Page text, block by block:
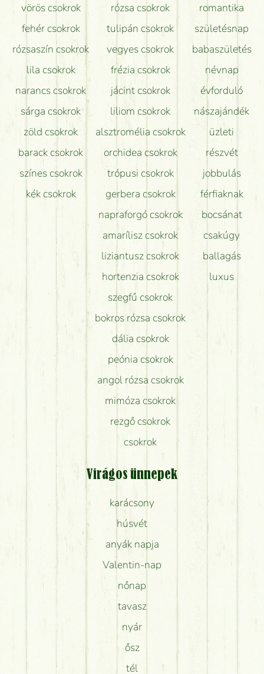
Hogy marad a lehető legtovább friss a csokor?
Tudok adventi koszorút vásárolni boltban?
vörös csokrok
fehér csokrok
rózsaszín csokrok
lila csokrok
narancs csokrok
sárga csokrok
zöld csokrok
barack csokrok
színes csokrok
kék csokrok
rózsa csokrok
tulipán csokrok
vegyes csokrok
frézia csokrok
jácint csokrok
liliom csokrok
alsztromélia csokrok
orchidea csokrok
trópusi csokrok
gerbera csokrok
napraforgó csokrok
amarílisz csokrok
liziantusz csokrok
hortenzia csokrok
szegfű csokrok
bokros rózsa csokrok
dália csokrok
peónia csokrok
angol rózsa csokrok
mimóza csokrok
rezgő csokrok
csokrok
romantika
születésnap
babaszületés
névnap
évforduló
nászajándék
üzleti
részvét
jobbulás
férfiaknak
bocsánat
csakúgy
ballagás
luxus
Virágos ünnepek
karácsony
húsvét
anyák napja
Valentin-nap
nőnap
tavasz
nyár
ősz
tél